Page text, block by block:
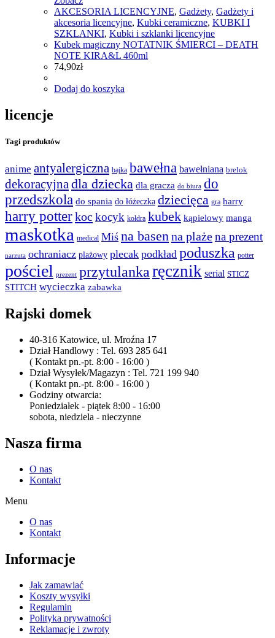
AKCESORIA LICENCYJNE, Gadżety, Gadżety i
akcesoria licencyjne, Kubki ceramiczne, KUBKI I
SZKLANKI, Kubki i szklanki licencyjne
Kubek magiczny NOTATNIK ŚMIERCI – DEATH
NOTE KIRA&L 460ml
74,90zł
Dodaj do koszyka
licencje
Tagi produktów
anime antyalergiczna bajka bawełna bawełniana brelok
dekoracyjna dla dziecka dla gracza do biura do
przedszkola do spania do łóżeczka dziecięca gra harry
harry potterkoc kocyk kołdra kubek kąpielowy manga
maskotka medical Miś na basenna plażena prezent
narzuta ochraniacz plażowy plecak podkład poduszka potter
pościel prezent przytulankaręcznik serial STICZ
STITCH wycieczka zabawka
Rajski domek
40-316 Katowice, ul. Mroźna 17
Dział Handlowy : Tel. 693 285 641
( Kontakt pn.-pt. 8:00 - 16:00 )
Dział Wysyłek/Magazyn : Tel. 721 199 940
( Kontakt pn.-pt. 8:00 - 16:00 )
Godziny otwarcia:
Poniedziałek - piątek 8:00 - 16:00
sobota, niedziela - nieczynne
Nasza firma
O nas
Kontakt
Menu
O nas
Kontakt
Informacje
Jak zamawiać
Koszty wysyłki
Regulamin
Polityka prywatności
Reklamacje i zwroty